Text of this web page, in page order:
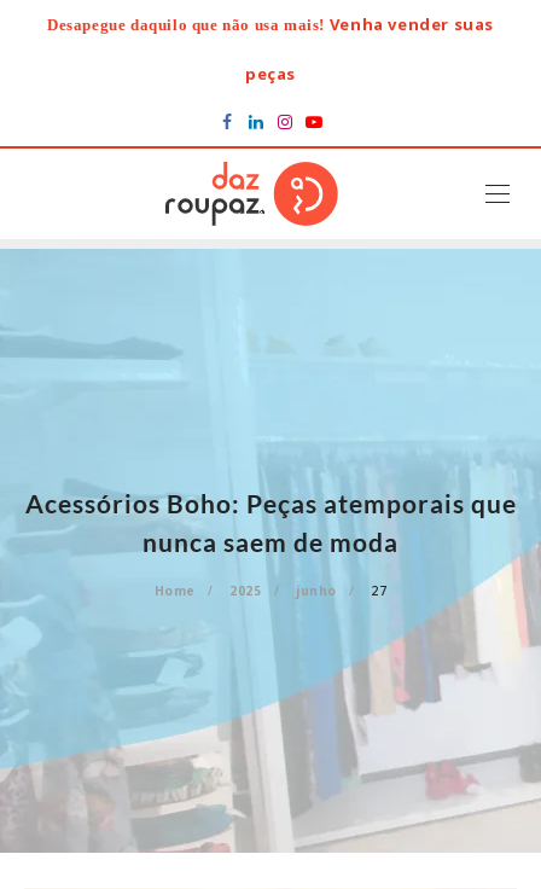
Desapegue daquilo que não usa mais! Venha vender suas
peças
Acessórios Boho: Peças atemporais que
nunca saem de moda
Home 2025 junho 27